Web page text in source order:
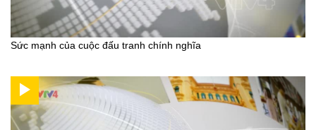
Sức mạnh của cuộc đấu tranh chính nghĩa